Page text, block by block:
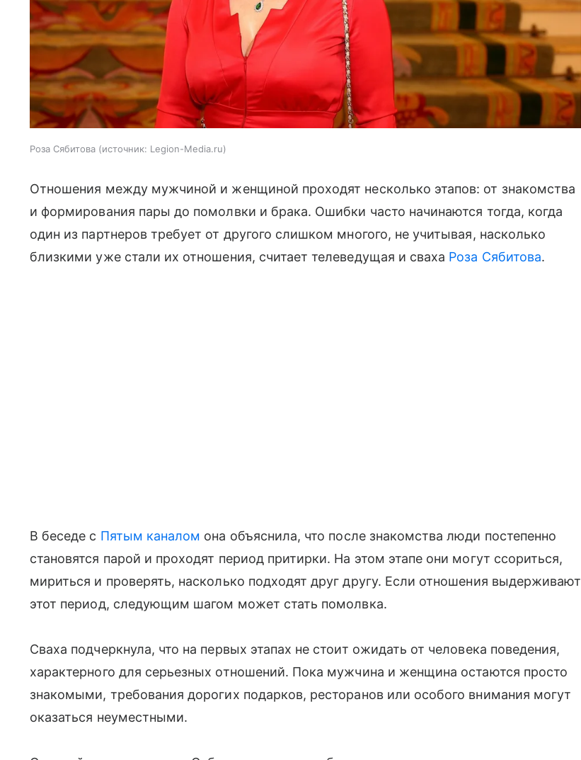
Роза Сябитова источник: Legion-Media.ru
Отношения между мужчиной и женщиной проходят несколько этапов: от знакомства
и формирования пары до помолвки и брака. Ошибки часто начинаются тогда, когда
один из партнеров требует от другого слишком многого, не учитывая, насколько
близкими уже стали их отношения, считает телеведущая и сваха Роза Сябитова.
В беседе с Пятым каналом она объяснила, что после знакомства люди постепенно
становятся парой и проходят период притирки. На этом этапе они могут ссориться,
мириться и проверять, насколько подходят друг другу. Если отношения выдерживают
этот период, следующим шагом может стать помолвка.
Сваха подчеркнула, что на первых этапах не стоит ожидать от человека поведения,
характерного для серьезных отношений. Пока мужчина и женщина остаются просто
знакомыми, требования дорогих подарков, ресторанов или особого внимания могут
оказаться неуместными.